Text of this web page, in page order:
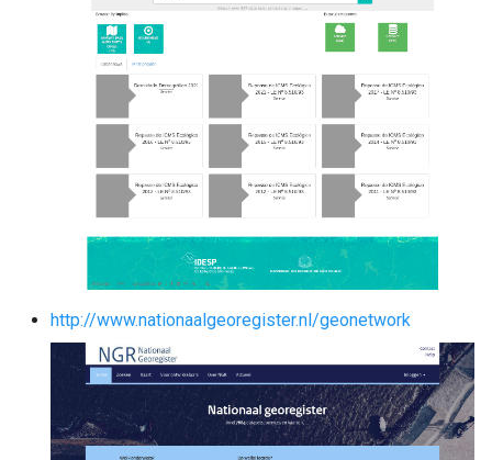
http://www.nationaalgeoregister.nl/geonetwork